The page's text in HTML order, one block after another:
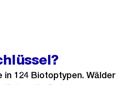
124 Biotoptypen. Wälder